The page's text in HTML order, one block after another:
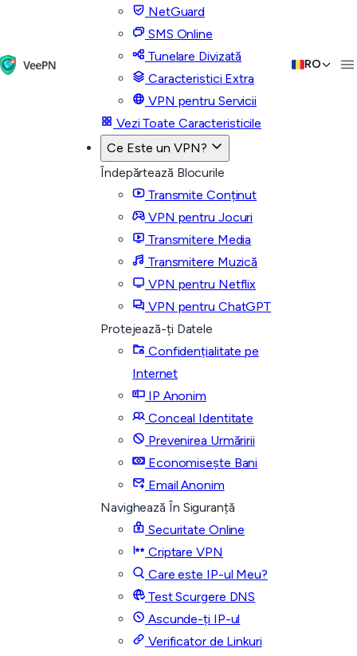
NetGuard
SMS Online
Tunelare Divizată
Caracteristici Extra
VPN pentru Servicii
Vezi Toate Caracteristicile
Ce Este un VPN?
Îndepărtează Blocurile
Transmite Conținut
VPN pentru Jocuri
Transmitere Media
Transmitere Muzică
VPN pentru Netflix
VPN pentru ChatGPT
Protejează-ți Datele
Confidențialitate pe
Internet
IP Anonim
Conceal Identitate
Prevenirea Urmăririi
Economisește Bani
Email Anonim
Navighează În Siguranță
Securitate Online
Criptare VPN
Care este IP-ul Meu?
Test Scurgere DNS
Ascunde-ți IP-ul
Verificator de Linkuri
RO